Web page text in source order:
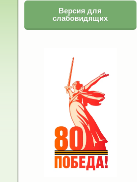
Версия для
слабовидящих